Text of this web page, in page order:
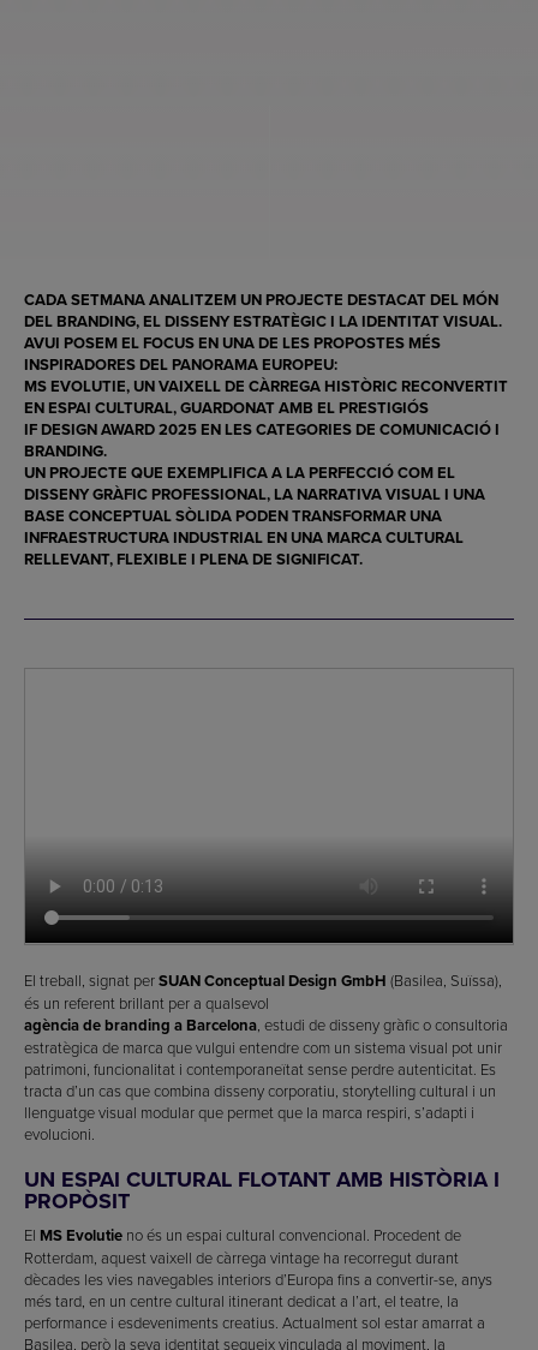
CADA SETMANA ANALITZEM UN PROJECTE DESTACAT DEL MÓN
DEL BRANDING, EL DISSENY ESTRATÈGIC I LA IDENTITAT VISUAL.
AVUI POSEM EL FOCUS EN UNA DE LES PROPOSTES MÉS
INSPIRADORES DEL PANORAMA EUROPEU:
MS EVOLUTIE, UN VAIXELL DE CÀRREGA HISTÒRIC RECONVERTIT
EN ESPAI CULTURAL, GUARDONAT AMB EL PRESTIGIÓS
IF DESIGN AWARD 2025 EN LES CATEGORIES DE COMUNICACIÓ I
BRANDING.
UN PROJECTE QUE EXEMPLIFICA A LA PERFECCIÓ COM EL
DISSENY GRÀFIC PROFESSIONAL, LA NARRATIVA VISUAL I UNA
BASE CONCEPTUAL SÒLIDA PODEN TRANSFORMAR UNA
INFRAESTRUCTURA INDUSTRIAL EN UNA MARCA CULTURAL
RELLEVANT, FLEXIBLE I PLENA DE SIGNIFICAT.
El treball, signat perSUAN Conceptual Design GmbH (Basilea, Suïssa),
és un referent brillant per a qualsevol
agència de branding a Barcelona, estudi de disseny gràfic o consultoria
estratègica de marca que vulgui entendre com un sistema visual pot unir
patrimoni, funcionalitat i contemporaneïtat sense perdre autenticitat. Es
tracta d’un cas que combina disseny corporatiu, storytelling cultural i un
llenguatge visual modular que permet que la marca respiri, s’adapti i
evolucioni.
UN ESPAI CULTURAL FLOTANT AMB HISTÒRIA I
PROPÒSIT
El MS Evolutie no és un espai cultural convencional. Procedent de
Rotterdam, aquest vaixell de càrrega vintage ha recorregut durant
dècades les vies navegables interiors d’Europa fins a convertir-se, anys
més tard, en un centre cultural itinerant dedicat a l’art, el teatre, la
performance i esdeveniments creatius. Actualment sol estar amarrat a
Basilea, però la seva identitat segueix vinculada al moviment, la